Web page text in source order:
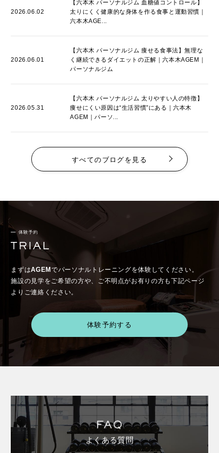
2026.06.02
【六本木 パーソナルジム 血糖値コントロール】
太りにくく健康的な身体を作る食事と運動習慣｜
六本木AGE...
2026.06.01
【六本木 パーソナルジム 痩せる食事法】無理な
く継続できるダイエットの正解｜六本木AGEM｜
パーソナルジム
2026.05.31
【六本木 パーソナルジム 太りやすい人の特徴】
痩せにくい原因は“生活習慣”にある｜六本木
AGEM｜パーソ...
すべてのブログを見る
体験予約
まずはAGEM でパーソナルトレーニングを体験してください。
施設の見学をご希望の方や、ご不明点がお有りの方も下記ページ
よりご連絡ください。
体験予約する
よくある質問